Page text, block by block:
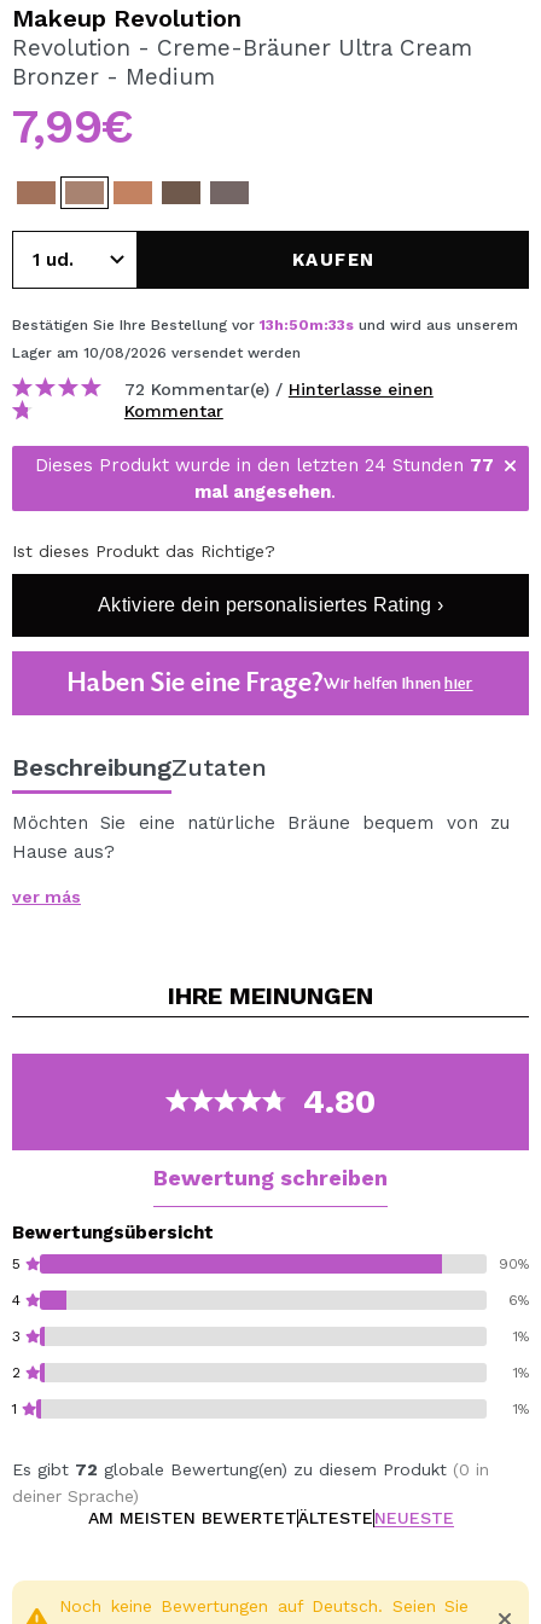
REGISTRIEREN
Durch die Erstellung eines Kontos bei Maquillalia.de
können Sie Ihre Einkäufe schnell tätigen, den Status Ihrer
Bestellungen überprüfen und Ihre bisherigen Vorgänge
einsehen.
Makeup Revolution
Revolution - Creme-Bräuner Ultra Cream
Bronzer - Medium
7,99€
KAUFEN
Bestätigen Sie Ihre Bestellung vor 13h:50m:33s und wird aus unserem
Lager am 10/08/2026 versendet werden
72 Kommentar(e) / Hinterlasse einen
Kommentar
Dieses Produkt wurde in den letzten 24 Stunden 77
mal angesehen.
Ist dieses Produkt das Richtige?
Aktiviere dein personalisiertes Rating ›
Haben Sie eine Frage?Wir helfen Ihnenhier
BeschreibungZutaten
Möchten Sie eine natürliche Bräune bequem von zu
Hause aus?
Formel.
ver más
IHRE MEINUNGEN
4.80
Bewertung schreiben
Bewertungsübersicht
5 90%
4 6%
3 1%
2 1%
1 1%
Es gibt 72 globale Bewertung(en) zu diesem Produkt (0 in
deiner Sprache)
AM MEISTEN BEWERTETÄLTESTENEUESTE
Noch keine Bewertungen auf Deutsch. Seien Sie